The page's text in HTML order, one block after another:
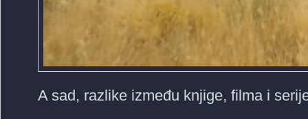
A sad, razlike između knjige, filma i